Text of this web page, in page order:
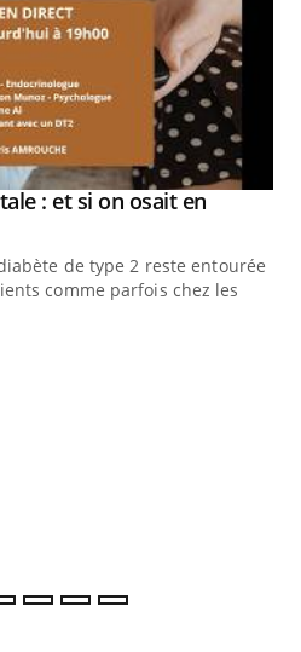
: et si on osait en
de type 2 reste entourée
comme parfois chez les